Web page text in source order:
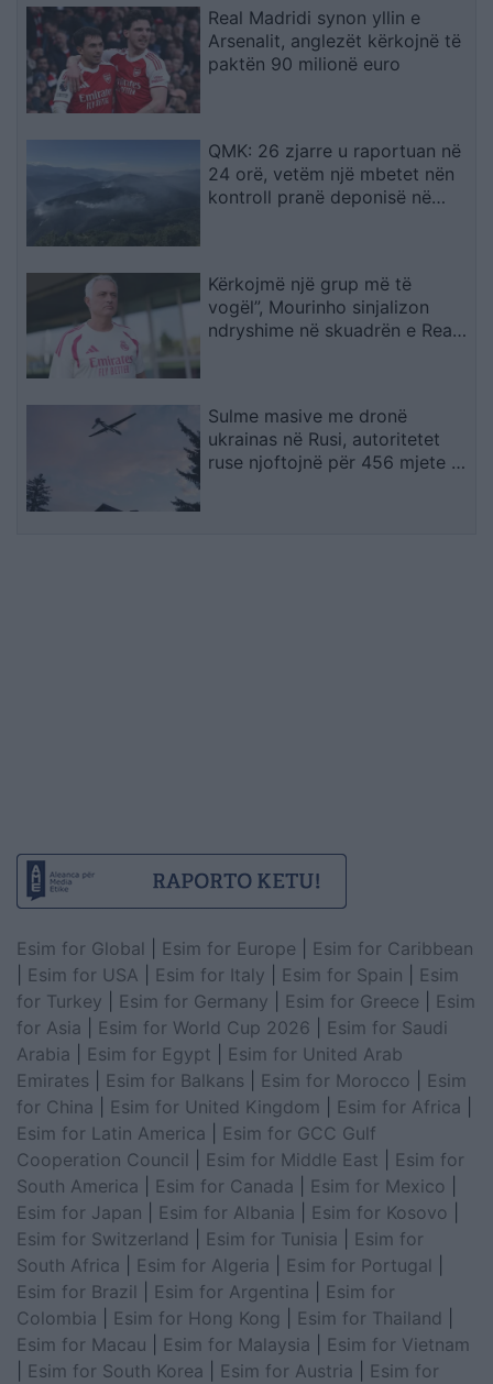
Real Madridi synon yllin e
Arsenalit, anglezët kërkojnë të
paktën 90 milionë euro
QMK: 26 zjarre u raportuan në
24 orë, vetëm një mbetet nën
kontroll pranë deponisë në
Kërkojmë një grup më të
vogël”, Mourinho sinjalizon
ndryshime në skuadrën e Real
Sulme masive me dronë
ukrainas në Rusi, autoritetet
ruse njoftojnë për 456 mjete të
Esim for Global Esim for Europe
Esim for Caribbean
Esim for USA Esim for Italy Esim for Spain
Esim
for Turkey
Esim for Germany Esim for Greece
Esim
for Asia
Esim for World Cup 2026
Esim for Saudi
Arabia
Esim for Egypt
Esim for United Arab
Emirates
Esim for Balkans Esim for Morocco
Esim
for China
Esim for United Kingdom Esim for Africa
Esim for Latin America
Esim for GCC Gulf
Cooperation Council
Esim for Middle East
Esim for
South America
Esim for Canada Esim for Mexico
Esim for Japan
Esim for Albania Esim for Kosovo
Esim for Switzerland
Esim for Tunisia
Esim for
South Africa
Esim for Algeria Esim for Portugal
Esim for Brazil
Esim for Argentina
Esim for
Colombia
Esim for Hong Kong Esim for Thailand
Esim for Macau
Esim for Malaysia
Esim for Vietnam
Esim for South Korea Esim for Austria
Esim for